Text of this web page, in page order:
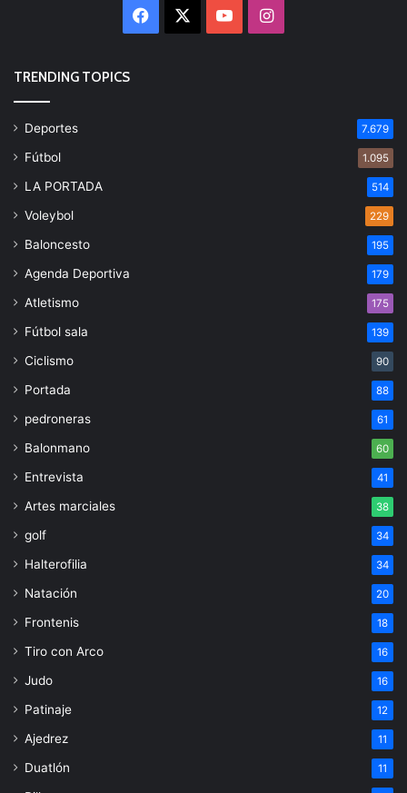
Facebook YouTubeInstagram
TRENDING TOPICS
Deportes 7.679
Fútbol 1.095
LA PORTADA 514
Voleybol 229
Baloncesto 195
Agenda Deportiva 179
Atletismo 175
Fútbol sala 139
Ciclismo 90
Portada 88
pedroneras 61
Balonmano 60
Entrevista 41
Artes marciales 38
golf 34
Halterofilia 34
Natación 20
Frontenis 18
Tiro con Arco 16
Judo 16
Patinaje 12
Ajedrez 11
Duatlón 11